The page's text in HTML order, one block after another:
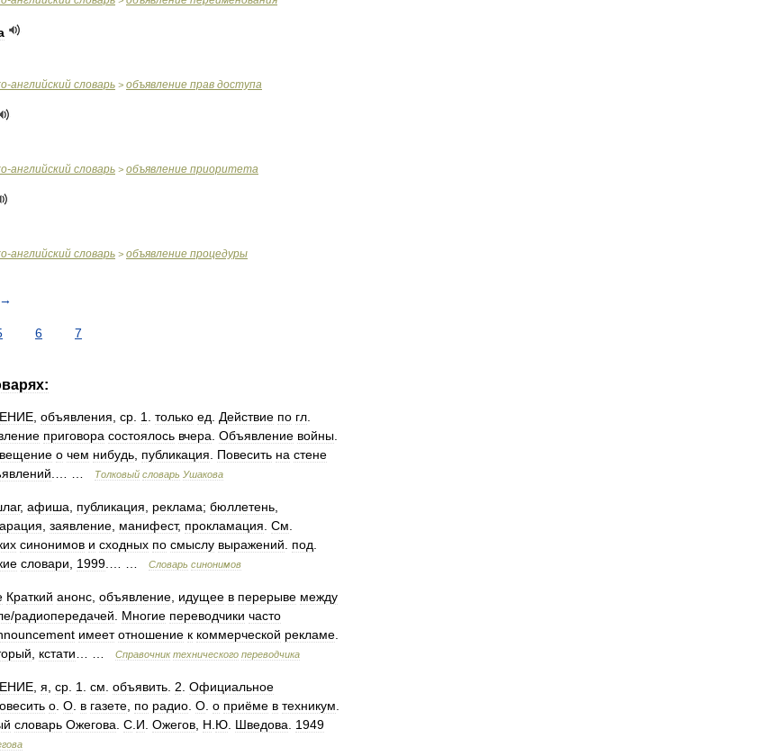
-английский словарь > объявление прав доступа
-английский словарь > объявление приоритета
-английский словарь > объявление процедуры
→
6 7
объявления ср 1 только ед Действие по гл
приговора состоялось вчера Объявление войны
о чем нибудь публикация Повесить на стене
Толковый словарь Ушакова
, афиша публикация реклама; бюллетень
заявление манифест, прокламация См
синонимов и сходных по смыслу выражений под
словари 1999 Словарь синонимов
Краткий анонс объявление идущее в перерыве между
/радиопередачей Многие переводчики часто
имеет отношение к коммерческой рекламе
кстати Справочник технического переводчика
я ср 1 см объявить 2 Официальное
о О в газете по радио О о приёме в техникум
словарь Ожегова С И Ожегов Н Ю Шведова
1949